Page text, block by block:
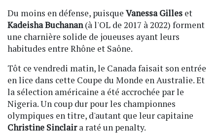
Du moins en défense, puisque Vanessa Gilles et
Kadeisha Buchanan(à l'OL de 2017 à 2022) forment
une charnière solide de joueuses ayant leurs
habitudes entre Rhône et Saône.
Tôt ce vendredi matin, le Canada faisait son entrée
en lice dans cette Coupe du Monde en Australie. Et
la sélection américaine a été accrochée par le
Nigeria. Un coup dur pour les championnes
olympiques en titre, d'autant que leur capitaine
Christine Sinclaira raté un penalty.